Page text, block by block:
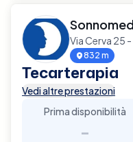
Via Cerva 25
832 m
Tecarterapia
Vedi altre prestazioni
Prima disponibilità
-